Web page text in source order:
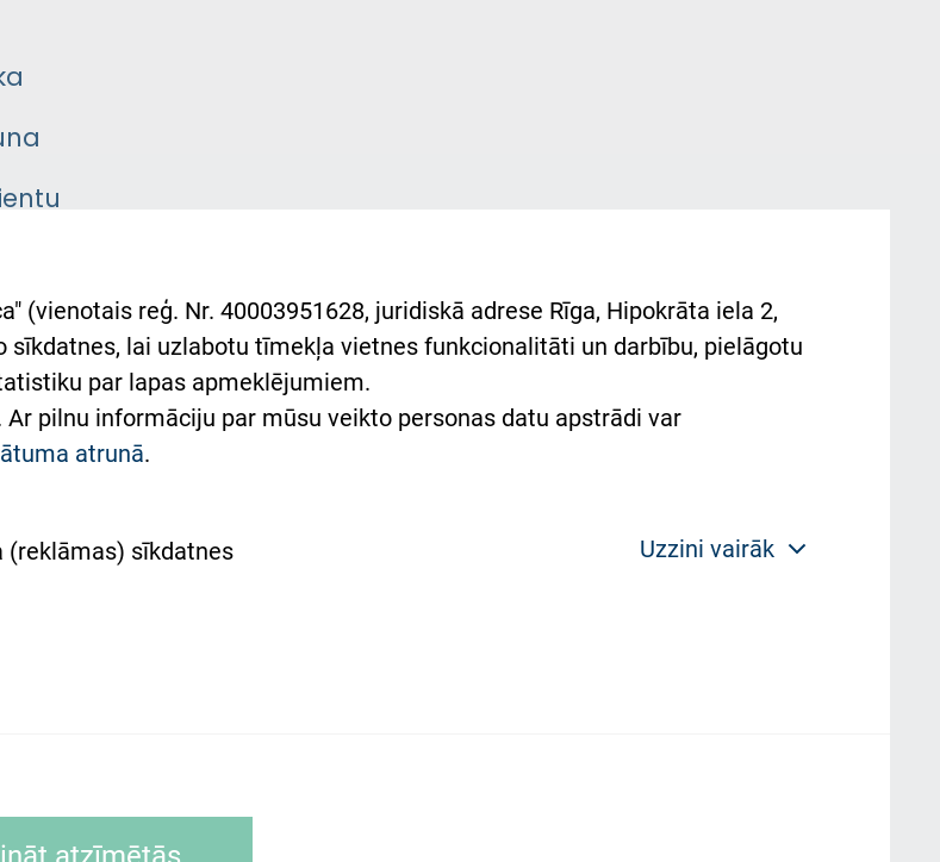
лікарні
(vienotais reģ. Nr. 40003951628, juridiskā adrese Rīga, Hipokrāta iela 2,
lai uzlabotu tīmekļa vietnes funkcionalitāti un darbību, pielāgotu
par lapas apmeklējumiem.
pilnu informāciju par mūsu veikto personas datu apstrādi var
atrunā.
(reklāmas) sīkdatnes Uzzini vairāk
(piemēram, Internet, Explorer, Firexox, Safari u.c.) saglabā